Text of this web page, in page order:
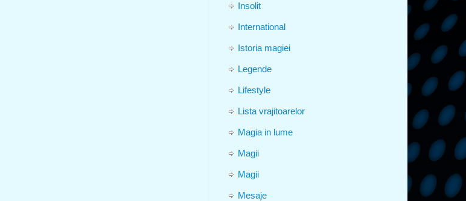
Insolit
International
Istoria magiei
Legende
Lifestyle
Lista vrajitoarelor
Magia in lume
Magii
Magii
Mesaje